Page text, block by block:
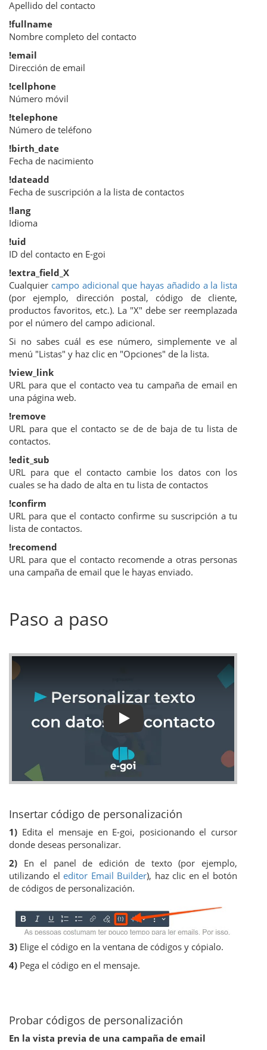
Apellido del contacto
!fullname
Nombre completo del contacto
!email
Dirección de email
!cellphone
Número móvil
!telephone
Número de teléfono
!birth_date
Fecha de nacimiento
!dateadd
Fecha de suscripción a la lista de contactos
!lang
Idioma
!uid
ID del contacto en E-goi
!extra_field_X
Cualquier campo adicional que hayas añadido a la lista
(por ejemplo, dirección postal, código de cliente,
productos favoritos, etc.). La "X" debe ser reemplazada
por el número del campo adicional.
Si no sabes cuál es ese número, simplemente ve al
menú "Listas" y haz clic en "Opciones" de la lista.
!view_link
URL para que el contacto vea tu campaña de email en
una página web.
!remove
URL para que el contacto se de de baja de tu lista de
contactos.
!edit_sub
URL para que el contacto cambie los datos con los
cuales se ha dado de alta en tu lista de contactos
!confirm
URL para que el contacto confirme su suscripción a tu
lista de contactos.
!recomend
URL para que el contacto recomende a otras personas
una campaña de email que le hayas enviado.
Paso a paso
Play
Insertar código de personalización
1) Edita el mensaje en E-goi, posicionando el cursor
donde deseas personalizar.
2) En el panel de edición de texto (por ejemplo,
utilizando eleditor Email Builder), haz clic en el botón
de códigos de personalización.
3) Elige el código en la ventana de códigos y cópialo.
4) Pega el código en el mensaje.
Probar códigos de personalización
En la vista previa de una campaña de email